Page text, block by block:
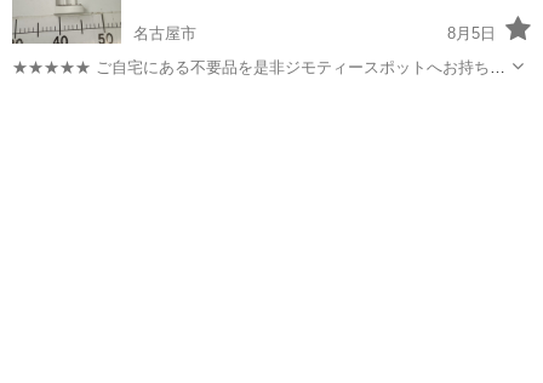
名古屋市
8月5日
★★★★★ ご自宅にある不要品を是非ジモティースポットへお持ち込